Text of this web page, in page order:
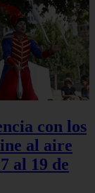
con los
al aire
al 19 de